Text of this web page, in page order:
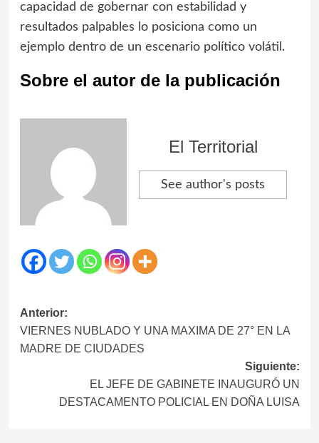
capacidad de gobernar con estabilidad y
resultados palpables lo posiciona como un
ejemplo dentro de un escenario político volátil.
Sobre el autor de la publicación
El Territorial
See author's posts
Navegación
de
Anterior:
VIERNES NUBLADO Y UNA MAXIMA DE 27° EN LA
MADRE DE CIUDADES
Siguiente:
EL JEFE DE GABINETE INAUGURÓ UN
DESTACAMENTO POLICIAL EN DOÑA LUISA